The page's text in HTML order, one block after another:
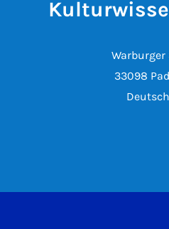
Warburger
33098